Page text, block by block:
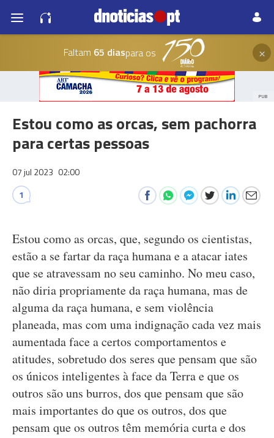
Faltam 65 diaspara os ×
PUB
Estou como as orcas, sem pachorra
para certas pessoas
07 jul 2023 02:00
1
Estou como as orcas, que, segundo os cientistas,
estão a se fartar da raça humana e a atacar iates
que se atravessam no seu caminho. No meu caso,
não diria propriamente da raça humana, mas de
alguma da raça humana, e sem violência
planeada, mas com uma indignação cada vez mais
aumentada face a certos comportamentos e
atitudes, sobretudo dos seres que pensam que são
os únicos inteligentes à face da Terra e que os
outros são uns burros, dos que pensam que são
mais importantes do que os outros, dos que
pensam que os outros têm memória curta e dos